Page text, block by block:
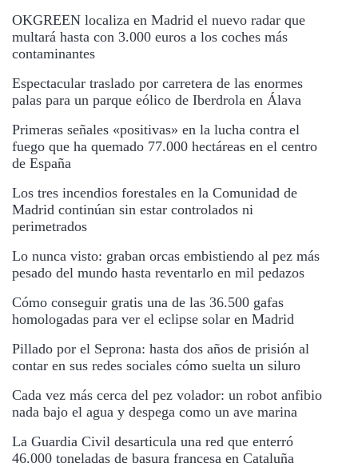
OKGREEN localiza en Madrid el nuevo radar que
multará hasta con 3.000 euros a los coches más
contaminantes
Espectacular traslado por carretera de las enormes
palas para un parque eólico de Iberdrola en Álava
Primeras señales «positivas» en la lucha contra el
fuego que ha quemado 77.000 hectáreas en el centro
de España
Los tres incendios forestales en la Comunidad de
Madrid continúan sin estar controlados ni
perimetrados
Lo nunca visto: graban orcas embistiendo al pez más
pesado del mundo hasta reventarlo en mil pedazos
Cómo conseguir gratis una de las 36.500 gafas
homologadas para ver el eclipse solar en Madrid
Pillado por el Seprona: hasta dos años de prisión al
contar en sus redes sociales cómo suelta un siluro
Cada vez más cerca del pez volador: un robot anfibio
nada bajo el agua y despega como un ave marina
La Guardia Civil desarticula una red que enterró
46.000 toneladas de basura francesa en Cataluña